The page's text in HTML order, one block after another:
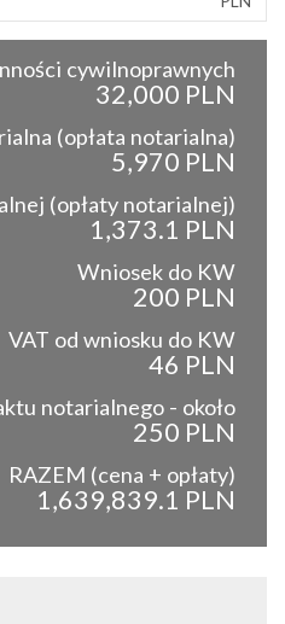
cywilnoprawnych
32,000 PLN
(opłata notarialna)
5,970 PLN
(opłaty notarialnej)
1,373.1 PLN
Wniosek do KW
200 PLN
VAT od wniosku do KW
46 PLN
notarialnego - około
250 PLN
RAZEM (cena + opłaty)
1,639,839.1 PLN